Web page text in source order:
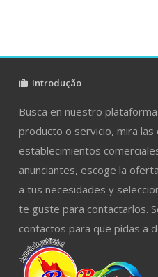
Introdução
Busca en nuestro
producto o servicio, mira
establecimientos
anunciantes, escoge la
a tus necesidades y
te guste para contactarlos.
contactos para que pidas a